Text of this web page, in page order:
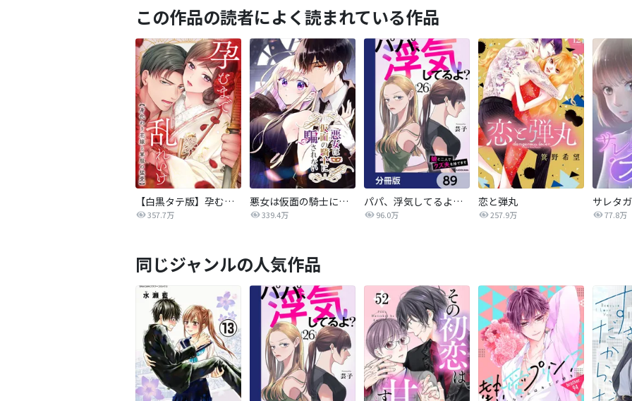
この作品の読者によく読まれている作品
【白黒タテ版】孕むまで乱れいけ～身代わり花嫁と軍服の猛愛
357.7万
悪女は仮面の騎士に騙されない
339.4万
パパ、浮気してるよ？娘と二人でクズ夫を捨てます【分冊版】
96.0万
恋と弾丸
257.9万 77.8万
同じジャンルの人気作品